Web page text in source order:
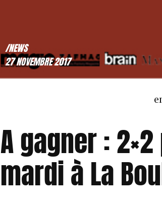
/NEWS
27 NOVEMBRE 2017
A gagner :
mardi à La